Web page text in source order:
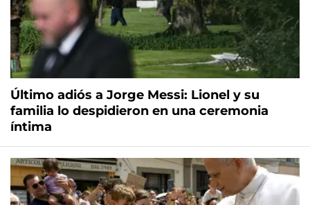
Último adiós a Jorge Messi: Lionel y su
familia lo despidieron en una ceremonia
íntima